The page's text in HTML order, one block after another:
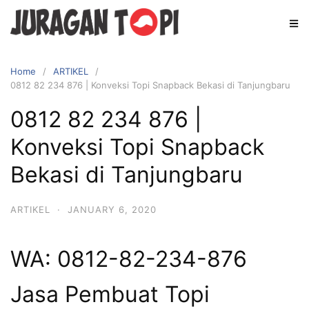
Skip
Home
ARTIKEL
0812 82 234 876 | Konveksi Topi Snapback Bekasi di Tanjungbaru
0812 82 234 876 |
Konveksi Topi Snapback
Bekasi di Tanjungbaru
ARTIKEL · JANUARY 6, 2020
WA: 0812-82-234-876
Jasa Pembuat Topi